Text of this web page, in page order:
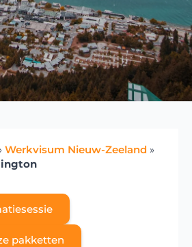
Werkvisum Nieuw-Zeeland »
pakketten